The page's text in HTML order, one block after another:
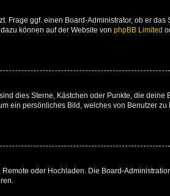
Frage ggf. einen Board-Administrator, ob er das
können auf der Website von phpBB Limited
dies Sterne, Kästchen oder Punkte, die deine
ein persönliches Bild, welches von Benutzer zu
oder Hochladen. Die Board-